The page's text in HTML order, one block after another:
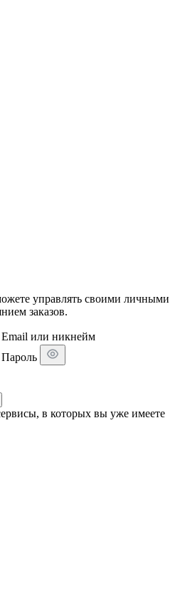
управлять своими личными
заказов.
Email или никнейм
Пароль
в которых вы уже имеете